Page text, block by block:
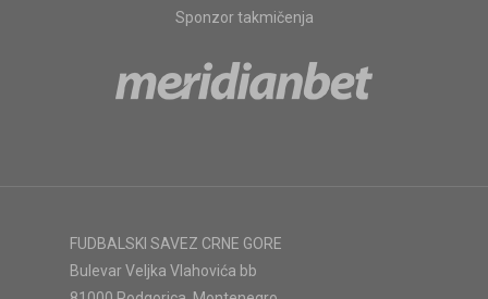
Sponzor takmičenja
FUDBALSKI SAVEZ CRNE GORE
Bulevar Veljka Vlahovića bb